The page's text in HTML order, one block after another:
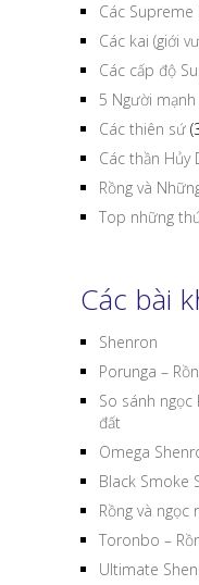
Các Supreme
Các kai (giới
Các cấp độ
5 Người
Các thiên sứ
Các thần Hủy
Rồng và
Top những
Các bài
Shenron
Porunga –
So sánh ngọc
đất
Omega
Black Smoke
Rồng và ngọc
Toronbo –
Ultimate